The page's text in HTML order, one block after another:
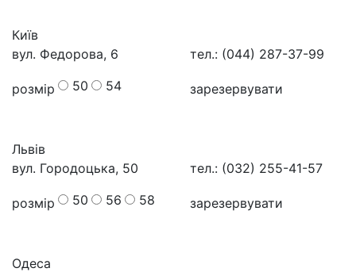
Київ
вул. Федорова, 6
тел.: (044) 287-37-99
розмір 50 54 зарезервувати
Львів
вул. Городоцька, 50
тел.: (032) 255-41-57
розмір 50 56 58 зарезервувати
Одеса